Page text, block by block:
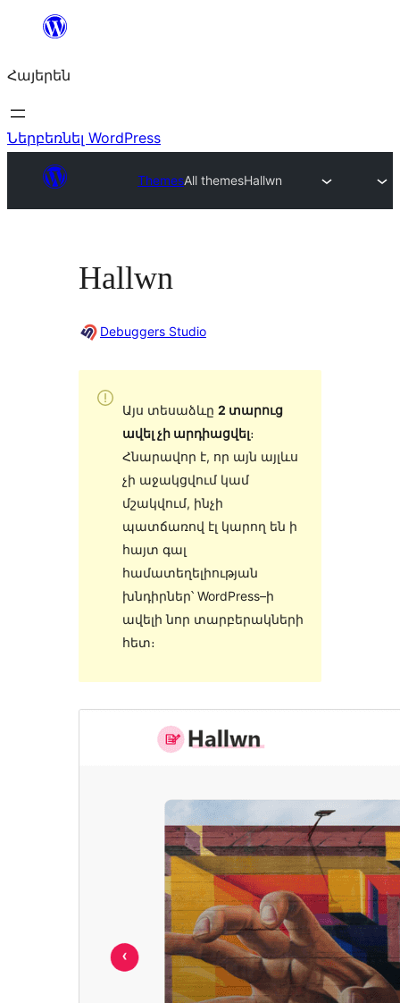
Անցնել
Հայերեն
Ներբեռնել WordPress
ThemesAll themesHallwn
Hallwn
Debuggers Studio
Այս տեսաձևը 2 տարուց
ավել չի արդիացվել։
Հնարավոր է, որ այն այլևս
չի աջակցվում կամ
մշակվում, ինչի
պատճառով էլ կարող են ի
հայտ գալ
համատեղելիության
խնդիրներ՝ WordPress–ի
ավելի նոր տարբերակների
հետ։